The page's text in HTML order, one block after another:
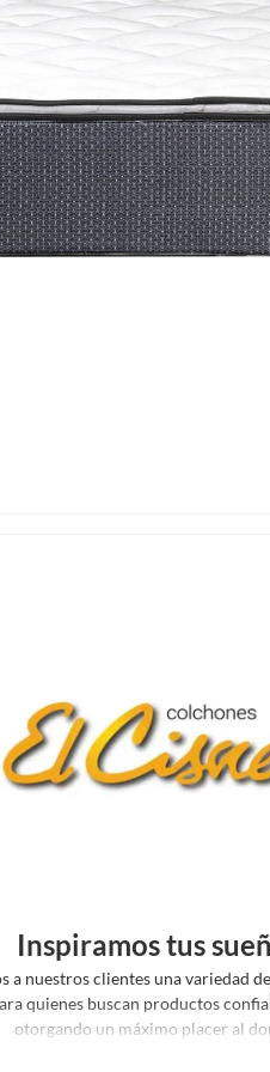
Inspiramos tus
a nuestros clientes una variedad
quienes buscan productos
otorgando un máximo placer al